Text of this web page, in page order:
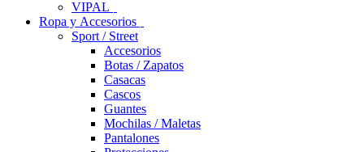
VIPAL
Ropa y Accesorios
Sport / Street
Accesorios
Botas / Zapatos
Casacas
Cascos
Guantes
Mochilas / Maletas
Pantalones